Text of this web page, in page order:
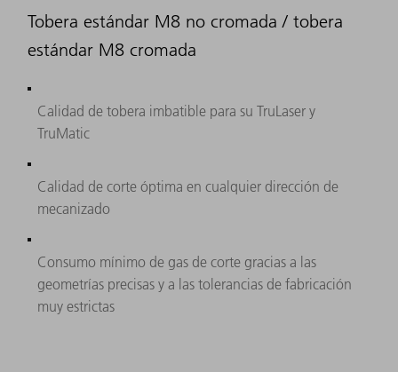
Tobera estándar M8 no cromada / tobera
estándar M8 cromada
Calidad de tobera imbatible para su TruLaser y
TruMatic
Calidad de corte óptima en cualquier dirección de
mecanizado
Consumo mínimo de gas de corte gracias a las
geometrías precisas y a las tolerancias de fabricación
muy estrictas